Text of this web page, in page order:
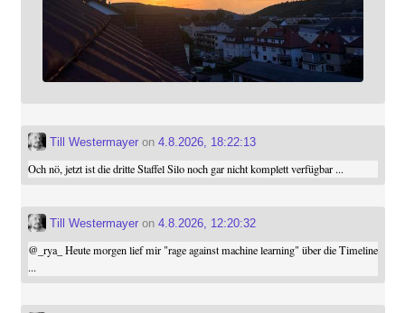
Till Westermayeron 4.8.2026, 18:22:13
Och nö, jetzt ist die dritte Staffel Silo noch gar nicht komplett verfügbar ...
Till Westermayeron 4.8.2026, 12:20:32
@ _rya_ Heute morgen lief mir "rage against machine learning" über die Timeline
...